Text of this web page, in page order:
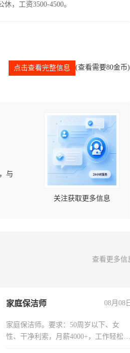
，工资3500-4500。
点击查看完整信息 (查看需要80金币)
与
关注获取更多信息
查看更多信
家庭保洁师 08月08
家庭保洁师。要求：50周岁以下、女
性、干净利索，月薪4000+，工作轻松，